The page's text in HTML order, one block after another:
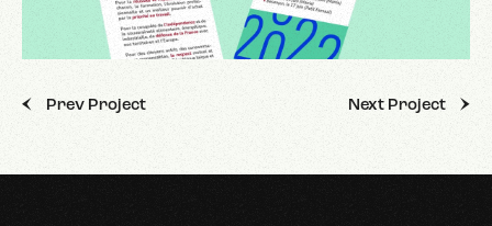
Prev Project Next Project